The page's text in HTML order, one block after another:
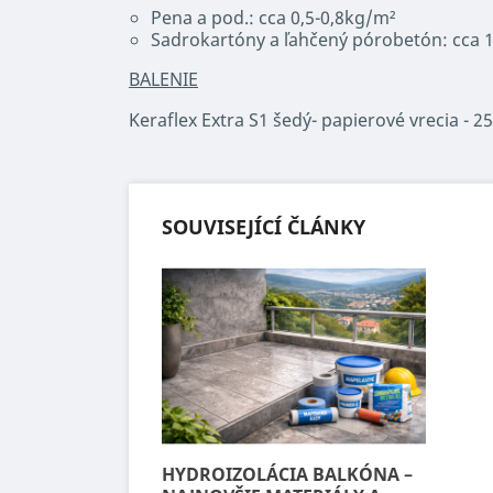
Pena a pod.: cca 0,5-0,8kg/m²
Sadrokartóny a ľahčený pórobetón: cca
BALENIE
Keraflex Extra S1 šedý- papierové vrecia -
SOUVISEJÍCÍ ČLÁNKY
HYDROIZOLÁCIA BALKÓNA –